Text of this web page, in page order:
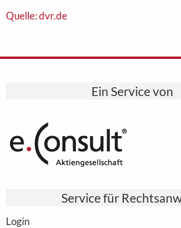
Quelle: dvr.de
Ein Service von
Service für
Login